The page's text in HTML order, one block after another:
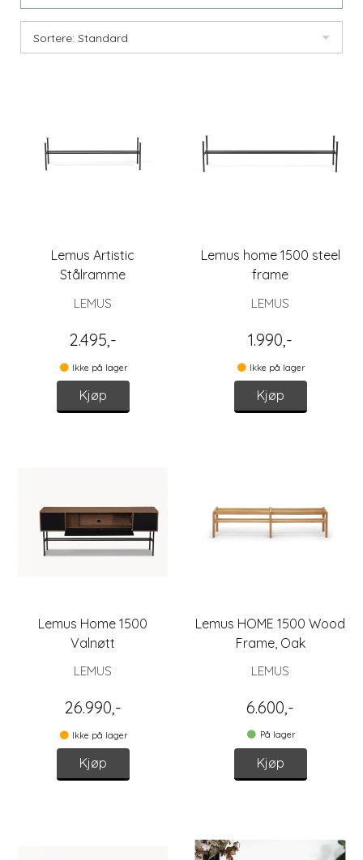
Sortere: Standard
Lemus Artistic
Stålramme
LEMUS
2.495,-
Ikke på lager
Kjøp
Lemus home 1500 steel
frame
LEMUS
1.990,-
Ikke på lager
Kjøp
Lemus Home 1500
Valnøtt
LEMUS
26.990,-
Ikke på lager
Kjøp
Lemus HOME 1500 Wood
Frame, Oak
LEMUS
6.600,-
På lager
Kjøp